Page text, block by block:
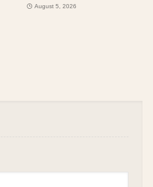
August 5, 2026